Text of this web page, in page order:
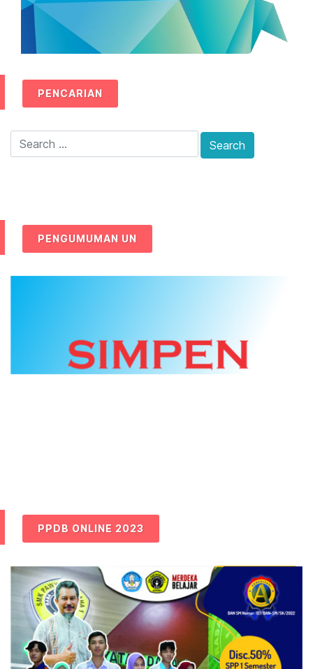
PENCARIAN
PENGUMUMAN UN
PPDB ONLINE 2023